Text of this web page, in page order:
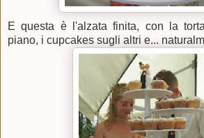
E questa è l'alzata finita, con la
piano, i cupcakes sugli altri e...